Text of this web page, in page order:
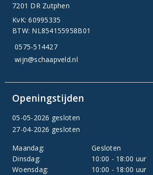
7201 DR Zutphen
KvK: 60995335
BTW: NL854155958B01
0575-514427
wijn@schaapveld.nl
Openingstijden
05-05-2026 gesloten
27-04-2026 gesloten
Maandag:
Gesloten
Dinsdag:
10:00 - 18:00 uur
Woensdag:
10:00 - 18:00 uur